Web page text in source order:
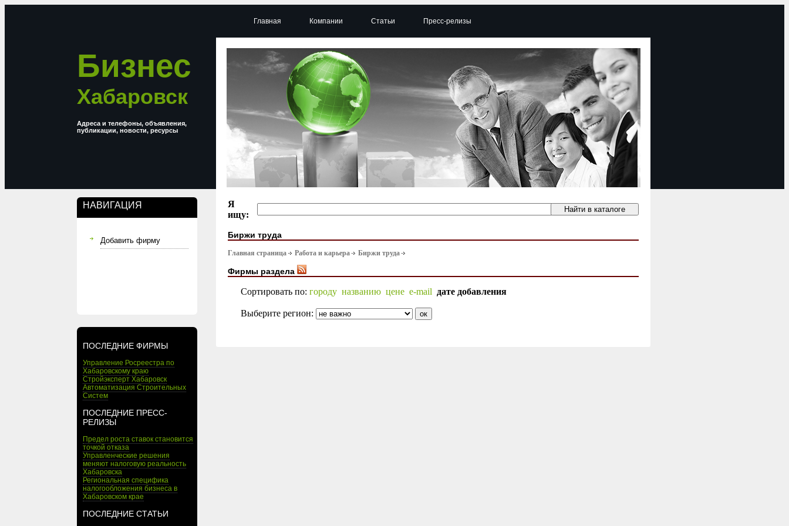
Бизнес
Хабаровск
Адреса и телефоны, объявления,
публикации, новости, ресурсы
НАВИГАЦИЯ
Добавить фирму
ПОСЛЕДНИЕ ФИРМЫ
Управление Росреестра по
Хабаровскому краю
Стройэксперт Хабаровск
Автоматизация Строительных
Систем
ПОСЛЕДНИЕ ПРЕСС-
РЕЛИЗЫ
Предел роста ставок становится
точкой отказа
Управленческие решения
меняют налоговую реальность
Хабаровска
Региональная специфика
налогообложения бизнеса в
Хабаровском крае
ПОСЛЕДНИЕ СТАТЬИ
Главная Компании Статьи Пресс-релизы
Я
ищу:
Биржи труда
Главная страница Работа и карьера Биржи труда
Фирмы раздела
Сортировать по: городу названию цене e-mail дате добавления
Выберите регион: